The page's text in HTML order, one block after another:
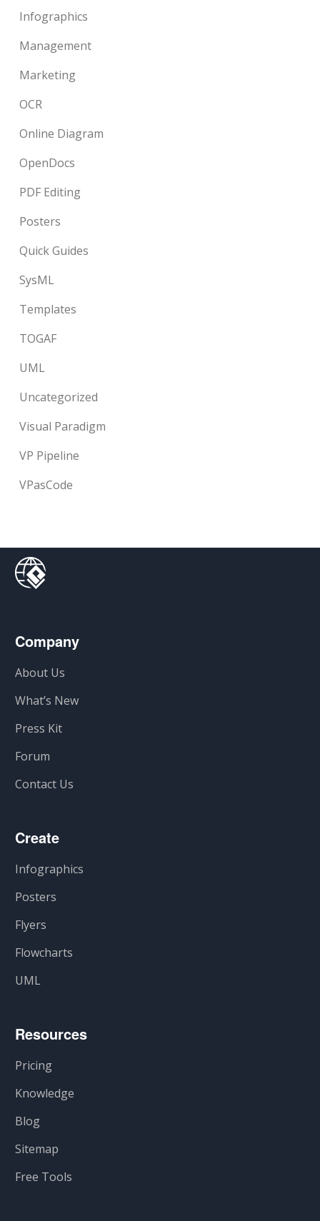
Infographics
Management
Marketing
OCR
Online Diagram
OpenDocs
PDF Editing
Posters
Quick Guides
SysML
Templates
TOGAF
UML
Uncategorized
Visual Paradigm
VP Pipeline
VPasCode
Company
About Us
What’s New
Press Kit
Forum
Contact Us
Create
Infographics
Posters
Flyers
Flowcharts
UML
Resources
Pricing
Knowledge
Blog
Sitemap
Free Tools